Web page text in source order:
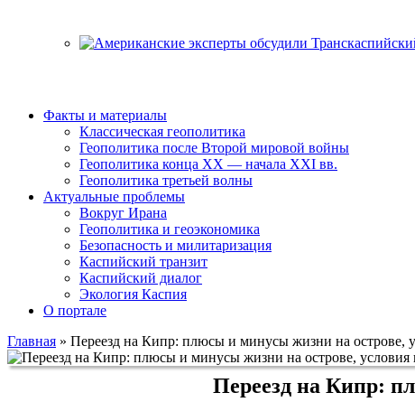
Факты и материалы
Классическая геополитика
Геополитика после Второй мировой войны
Геополитика конца XX — начала XXI вв.
Геополитика третьей волны
Актуальные проблемы
Вокруг Ирана
Геополитика и геоэкономика
Безопасность и милитаризация
Каспийский транзит
Каспийский диалог
Экология Каспия
О портале
Главная » Переезд на Кипр: плюсы и минусы жизни на
Переезд на Кипр: